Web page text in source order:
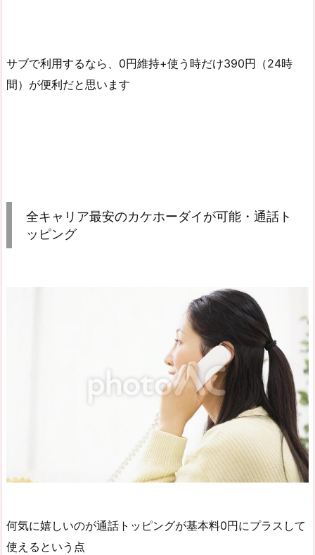
サブで利用するなら、0円維持+使う時だけ390円（24時
間）が便利だと思います
全キャリア最安のカケホーダイが可能・通話ト
ッピング
何気に嬉しいのが通話トッピングが基本料0円にプラスして
使えるという点